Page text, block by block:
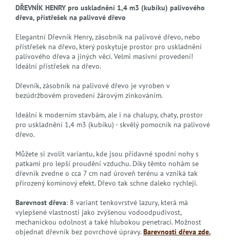
DŘEVNÍK HENRY pro uskladnění 1,4 m3 (kubíku) palivového
dřeva, přístřešek na palivové dřevo
Elegantní Dřevník Henry, zásobník na palivové dřevo, nebo
přístřešek na dřevo, který poskytuje prostor pro uskladnění
palivového dřeva a jiných věcí. Velmi masivní provedení!
Ideální přístřešek na dřevo.
Dřevník, zásobník na palivové dřevo je vyroben v
bezúdržbovém provedení žárovým zinkováním.
Ideální k moderním stavbám, ale i na chalupy, chaty, prostor
pro uskladnění 1,4 m3 (kubíku) - skvělý pomocník na palivové
dřevo.
Můžete si zvolit variantu, kde jsou přídavné spodní nohy s
patkami pro lepší proudění vzduchu. Díky těmto nohám se
dřevník zvedne o cca 7 cm nad úroveň terénu a vzniká tak
přirozený komínový efekt. Dřevo tak schne daleko rychleji.
Barevnost dřeva: 8 variant tenkovrstvé lazury, která má
vylepšené vlastnosti jako zvýšenou vodoodpudivost,
mechanickou odolnost a také hlubokou penetraci. Možnost
objednat dřevník bez povrchové úpravy.Barevnosti dřeva zde.